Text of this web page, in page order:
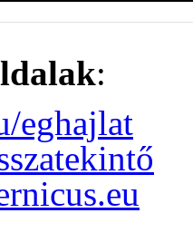
:
eghajlat